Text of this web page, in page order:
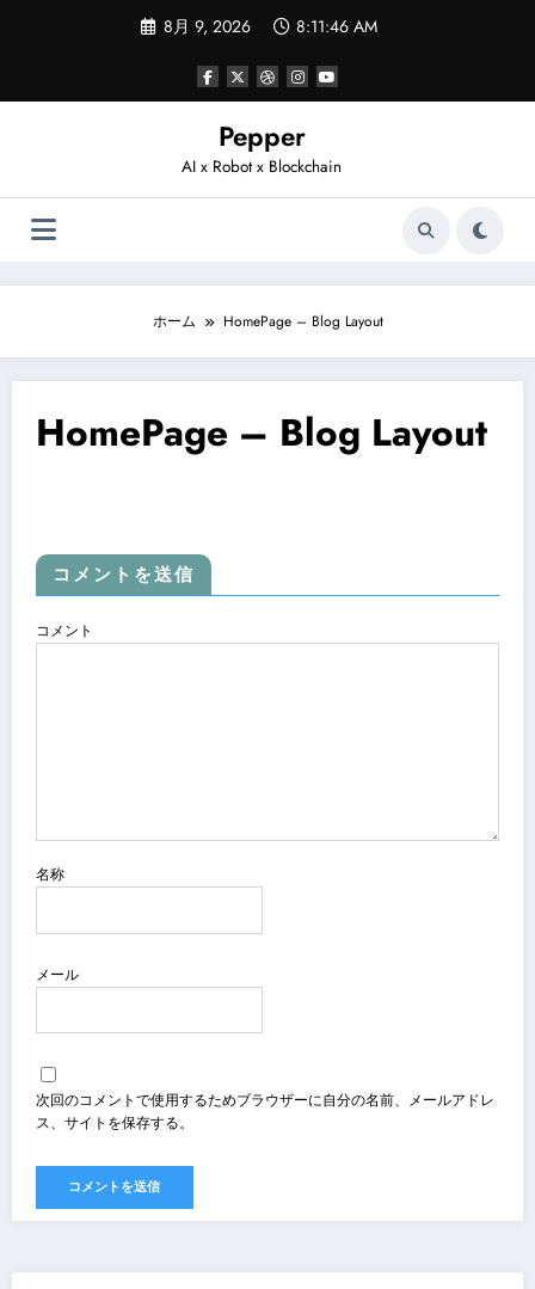
ツ
8月 9, 2026 8:11:46 AM
Pepper
AI x Robot x Blockchain
ホーム HomePage – Blog Layout
HomePage – Blog Layout
コメントを送信
コメント
名称
メール
次回のコメントで使用するためブラウザーに自分の名前、メールアドレ
ス、サイトを保存する。